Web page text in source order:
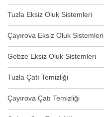
Tuzla Eksiz Oluk Sistemleri
Çayırova Eksiz Oluk Sistemleri
Gebze Eksiz Oluk Sistemleri
Tuzla Çatı Temizliği
Çayırova Çatı Temizliği